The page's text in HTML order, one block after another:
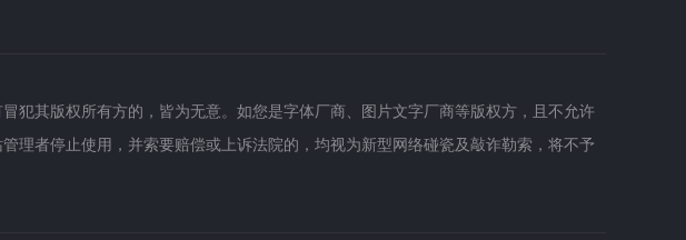
犯其版权所有方的，皆为无意。如您是字体厂商、图片文字厂商等版权方，且不允许
理者停止使用，并索要赔偿或上诉法院的，均视为新型网络碰瓷及敲诈勒索，将不予